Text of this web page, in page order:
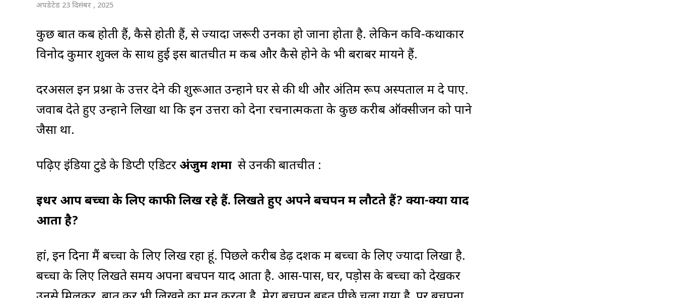
अपडेटेड 23 दिसंबर , 2025
कुछ बातें कब होती हैं, कैसे होती हैं, से ज्यादा जरूरी उनका हो जाना होता है. लेकिन कवि-कथाकार
विनोद कुमार शुक्ल के साथ हुई इस बातचीत में कब और कैसे होने के भी बराबर मायने हैं.
दरअसल इन प्रश्नों के उत्तर देने की शुरूआत उन्होंने घर से की थी और अंतिम रूप अस्पताल में दे पाए.
जवाब देते हुए उन्होंने लिखा था कि इन उत्तरों को देना रचनात्मकता के कुछ करीब ऑक्सीजन को पाने
जैसा था.
पढ़िए इंडिया टुडे के डिप्टी एडिटर अंजुम शर्मा से उनकी बातचीत :
इधर आप बच्चों के लिए काफी लिख रहे हैं. लिखते हुए अपने बचपन में लौटते हैं? क्या-क्या याद
आता है?
हां, इन दिनों मैं बच्चों के लिए लिख रहा हूं. पिछले करीब डेढ़ दशक में बच्चों के लिए ज्यादा लिखा है.
बच्चों के लिए लिखते समय अपना बचपन याद आता है. आस-पास, घर, पड़ोस के बच्चों को देखकर